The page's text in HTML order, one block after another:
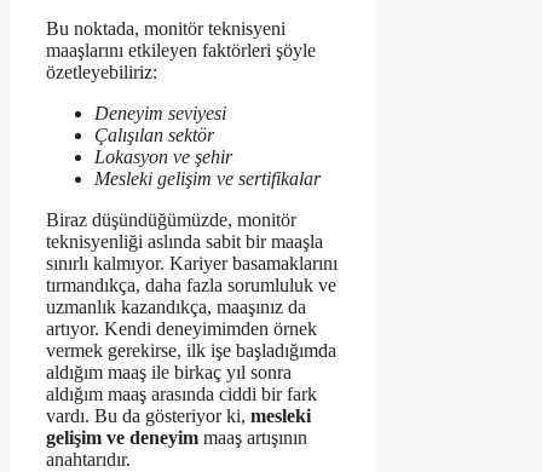
Bu noktada, monitör teknisyeni
maaşlarını etkileyen faktörleri şöyle
özetleyebiliriz:
Deneyim seviyesi
Çalışılan sektör
Lokasyon ve şehir
Mesleki gelişim ve sertifikalar
Biraz düşündüğümüzde, monitör
teknisyenliği aslında sabit bir maaşla
sınırlı kalmıyor. Kariyer basamaklarını
tırmandıkça, daha fazla sorumluluk ve
uzmanlık kazandıkça, maaşınız da
artıyor. Kendi deneyimimden örnek
vermek gerekirse, ilk işe başladığımda
aldığım maaş ile birkaç yıl sonra
aldığım maaş arasında ciddi bir fark
vardı. Bu da gösteriyor ki, mesleki
gelişim ve deneyim maaş artışının
anahtarıdır.